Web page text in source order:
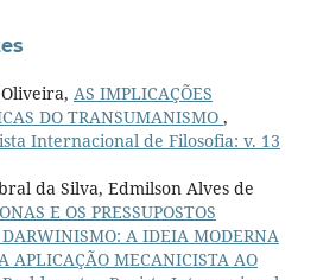
AS IMPLICAÇÕES
DO TRANSUMANISMO ,
Internacional de Filosofia: v. 13
da Silva, Edmilson Alves de
E OS PRESSUPOSTOS
DARWINISMO: A IDEIA MODERNA
APLICAÇÃO MECANICISTA AO